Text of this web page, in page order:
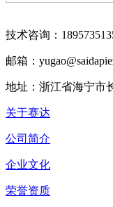
技术咨询：
邮箱：
地址：浙江省海宁市
关于赛达
公司简介
企业文化
荣誉资质